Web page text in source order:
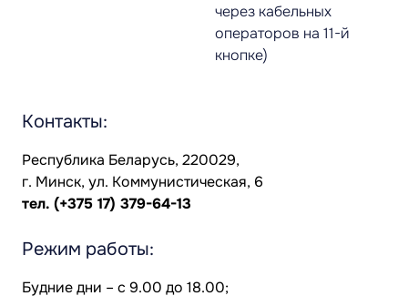
через кабельных
операторов на 11-й
кнопке)
Контакты:
Республика Беларусь, 220029,
г. Минск, ул. Коммунистическая, 6
тел. (+375 17) 379-64-13
Режим работы:
Будние дни – с 9.00 до 18.00;